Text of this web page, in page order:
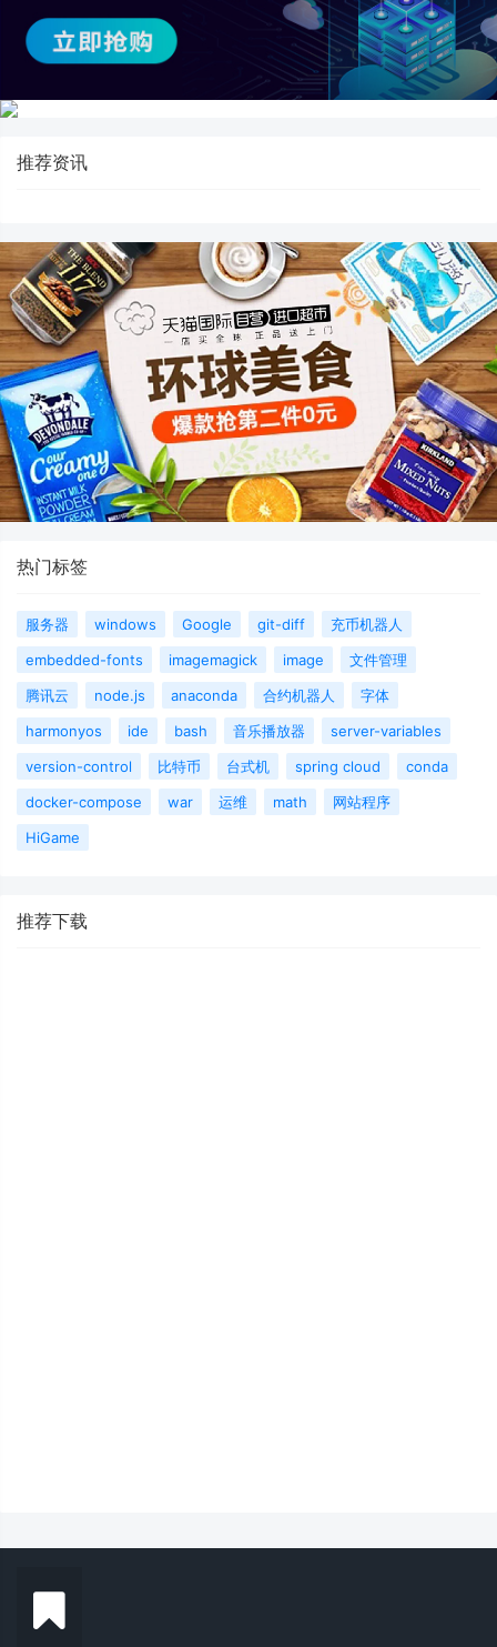
推荐资讯
热门标签
服务器 windows Google git-diff
充币机器人
embedded-fonts
imagemagick image
文件管理
腾讯云
node.js anaconda 合约机器人
字体
harmonyos
ide bash 音乐播放器
server-variables
version-control
比特币 台式机 spring cloud
conda
docker-compose
war 运维 math
网站程序
HiGame
推荐下载